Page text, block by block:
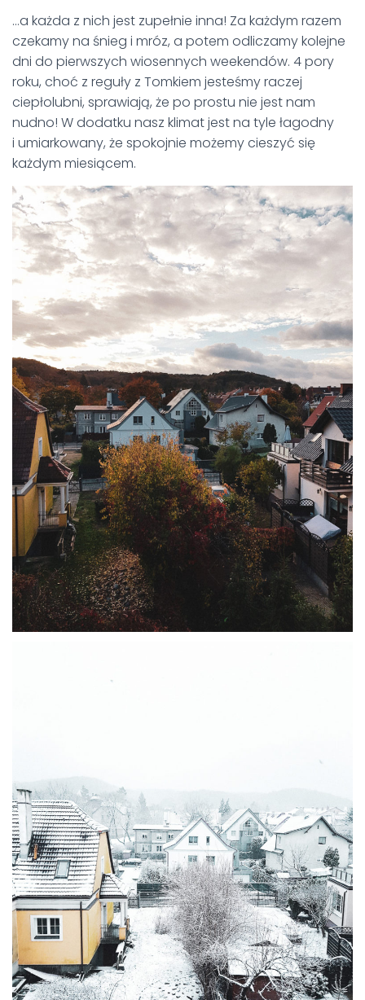
…a każda z nich jest zupełnie inna! Za każdym razem
czekamy na śnieg i mróz, a potem odliczamy kolejne
dni do pierwszych wiosennych weekendów. 4 pory
roku, choć z reguły z Tomkiem jesteśmy raczej
ciepłolubni, sprawiają, że po prostu nie jest nam
nudno! W dodatku nasz klimat jest na tyle łagodny
i umiarkowany, że spokojnie możemy cieszyć się
każdym miesiącem.